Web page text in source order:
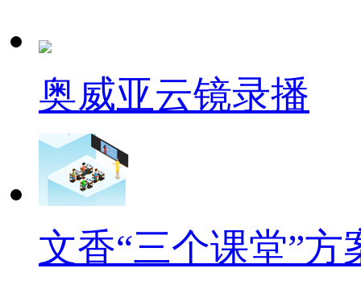
奥威亚云镜录播
文香“三个课堂”方